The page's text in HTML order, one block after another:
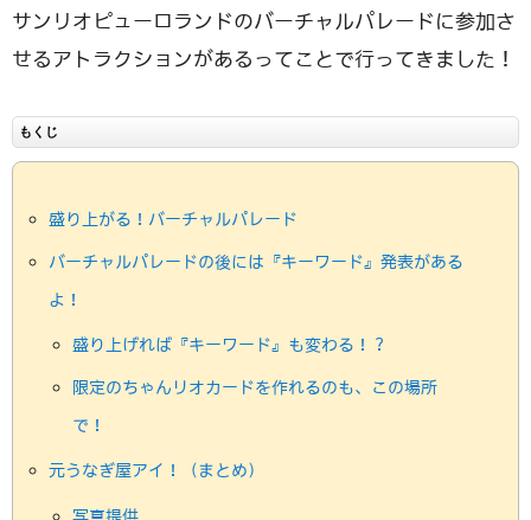
サンリオピューロランドのバーチャルパレードに参加さ
せるアトラクションがあるってことで行ってきました！
もくじ
盛り上がる！バーチャルパレード
バーチャルパレードの後には『キーワード』発表がある
よ！
盛り上げれば『キーワード』も変わる！？
限定のちゃんリオカードを作れるのも、この場所
で！
元うなぎ屋アイ！（まとめ）